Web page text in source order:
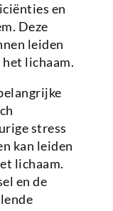
en
Deze
leiden
lichaam.
stress
kan leiden
lichaam.
en de